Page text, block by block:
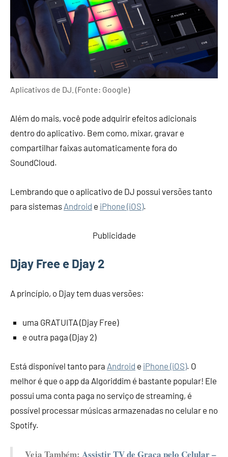
Aplicativos de DJ. (Fonte: Google)
Além do mais, você pode adquirir efeitos adicionais
dentro do aplicativo. Bem como, mixar, gravar e
compartilhar faixas automaticamente fora do
SoundCloud.
Lembrando que o aplicativo de DJ possui versões tanto
para sistemas Android e iPhone (iOS).
Publicidade
Djay Free e Djay 2
A princípio, o Djay tem duas versões:
uma GRATUITA (Djay Free)
e outra paga (Djay 2)
Está disponível tanto para Android e iPhone (iOS). O
melhor é que o app da Algoriddim é bastante popular! Ele
possui uma conta paga no serviço de streaming, é
possível processar músicas armazenadas no celular e no
Spotify.
Veja Também: Assistir TV de Graça pelo Celular –